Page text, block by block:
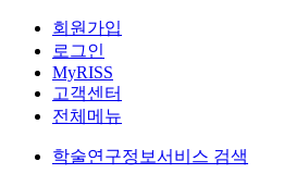
회원가입
로그인
MyRISS
고객센터
전체메뉴
학술연구정보서비스 검색